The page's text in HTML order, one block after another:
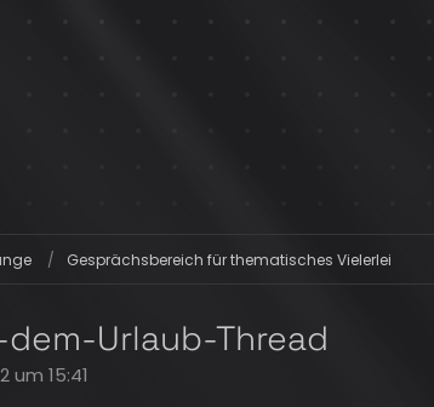
Gesprächsbereich für thematisches Vielerlei
Urlaub-Thread
um 15:41